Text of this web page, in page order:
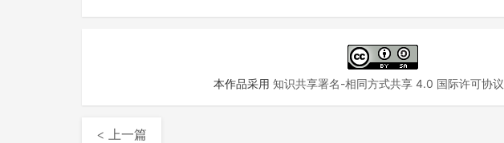
本作品采用 知识共享署名-相同方式共享 4.0 国际许可协议
< 上一篇